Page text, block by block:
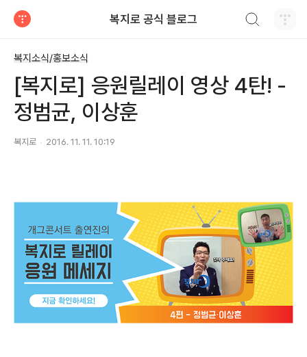
복지로 공식 블로그
복지소식/홍보소식
[복지로] 응원릴레이 영상 4탄! -
정범균, 이상훈
복지로 2016. 11. 11. 10:19